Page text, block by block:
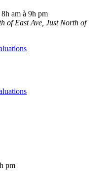
am à 9h pm
of East Ave, Just North of
pm